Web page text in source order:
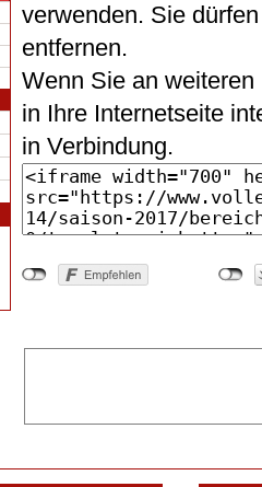
verwenden. Sie
entfernen.
Wenn Sie an
in Ihre Internetseite
in Verbindung.